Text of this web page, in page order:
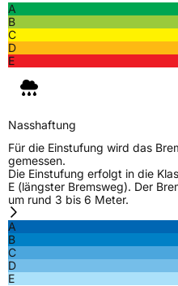
Allgemeine
Herstellerkontakt
A
B
C
D
E
Nasshaftung
Für die Einstufung wird das
gemessen.
Die Einstufung erfolgt in die
E (längster Bremsweg). Der
um rund 3 bis 6 Meter.
A
B
C
D
E